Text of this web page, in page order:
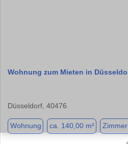
Wohnung zum Mieten in
Düsseldorf, 40476
Wohnung ca. 140,00 m²